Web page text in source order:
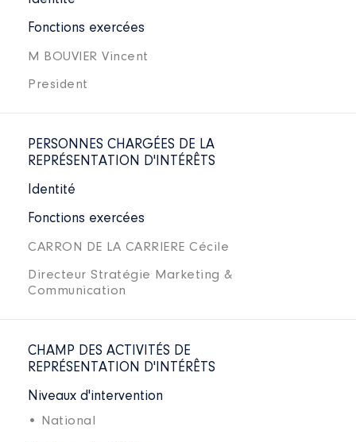
Fonctions exercées
M BOUVIER Vincent
President
PERSONNES CHARGÉES DE LA
REPRÉSENTATION D'INTÉRÊTS
Identité
Fonctions exercées
CARRON DE LA CARRIERE Cécile
Directeur Stratégie Marketing &
Communication
CHAMP DES ACTIVITÉS DE
REPRÉSENTATION D'INTÉRÊTS
Niveaux d'intervention
• National